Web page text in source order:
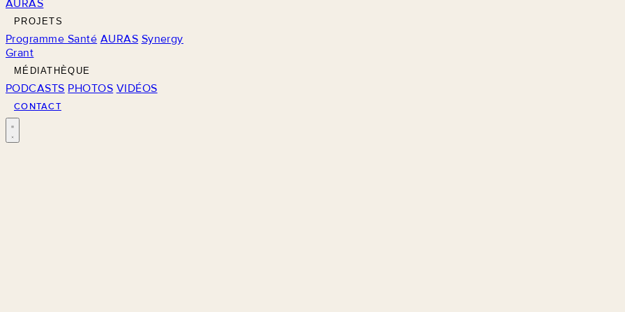
AURAS
PROJETS
Programme Santé AURAS Synergy
Grant
MÉDIATHÈQUE
PODCASTS PHOTOS VIDÉOS
CONTACT